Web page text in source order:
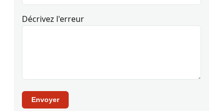
Décrivez l'erreur
Envoyer